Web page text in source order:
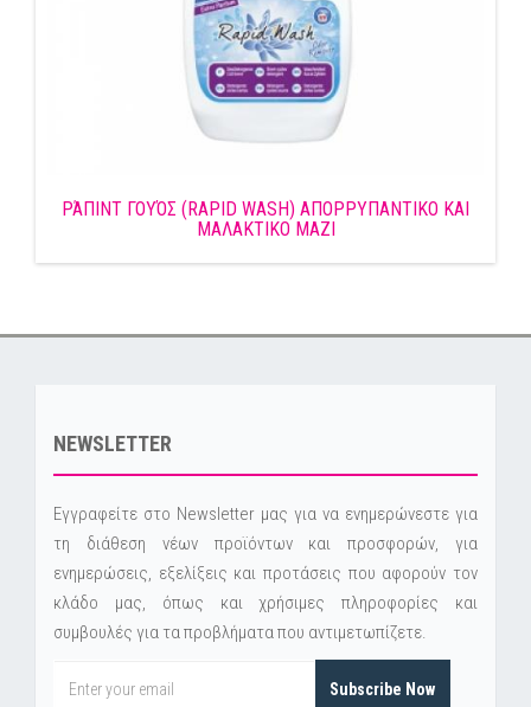
ΡΆΠΙΝΤ ΓΟΥΌΣ (RAPID WASH) ΑΠΟΡΡΥΠΑΝΤΙΚΟ ΚΑΙ
ΜΑΛΑΚΤΙΚΟ ΜΑΖΙ
NEWSLETTER
Εγγραφείτε στο Newsletter μας για να ενημερώνεστε για
τη διάθεση νέων προϊόντων και προσφορών, για
ενημερώσεις, εξελίξεις και προτάσεις που αφορούν τον
κλάδο μας, όπως και χρήσιμες πληροφορίες και
συμβουλές για τα προβλήματα που αντιμετωπίζετε.
Subscribe Now